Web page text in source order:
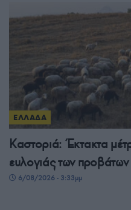
ΕΛΛΑΔΑ
Καστοριά: Έκτακτα
ευλογιάς των
6/08/2026 - 3:33μμ